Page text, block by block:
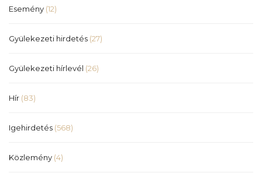
Esemény (12)
Gyülekezeti hirdetés (27)
Gyülekezeti hírlevél (26)
Hír (83)
Igehirdetés (568)
Közlemény (4)